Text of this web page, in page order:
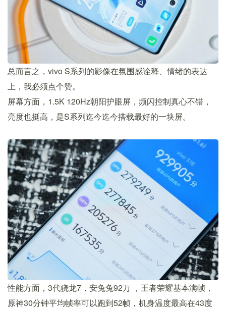
总而言之，vivo S系列的影像在氛围感诠释、情绪的表达
上，我必须点个赞。
屏幕方面，1.5K 120Hz朝阳护眼屏，频闪控制真心不错，
亮度也挺高，是S系列迄今迄今搭载最好的一块屏。
性能方面，3代骁龙7，安兔兔92万 ，王者荣耀基本满帧，
原神30分钟平均帧率可以跑到52帧，机身温度最高在43度